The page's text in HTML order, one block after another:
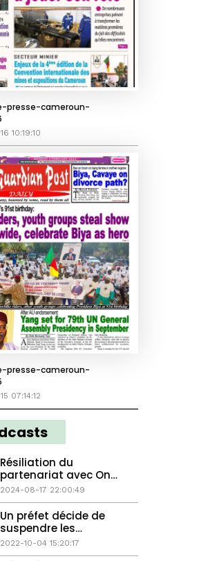
presse-cameroun-
10:19:10
presse-cameroun-
07:14:12
Résiliation du
partenariat avec One
All Sports, Le CNC
frappe les médias
camerounais
2024-08-17 22:00:49
Un préfet décide de
suspendre les
salaires des
enseignants...
2022-10-04 15:20:17